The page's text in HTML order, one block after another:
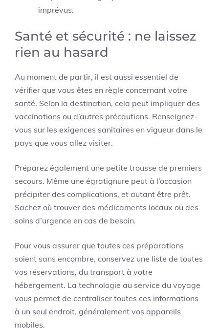
imprévus.
Santé et sécurité : ne laissez
rien au hasard
Au moment de partir, il est aussi essentiel de
vérifier que vous êtes en règle concernant votre
santé. Selon la destination, cela peut impliquer des
vaccinations ou d’autres précautions. Renseignez-
vous sur les exigences sanitaires en vigueur dans le
pays que vous allez visiter.
Préparez également une petite trousse de premiers
secours. Même une égratignure peut à l’occasion
précipiter des complications, et autant être prêt.
Sachez où trouver des médicaments locaux ou des
soins d’urgence en cas de besoin.
Pour vous assurer que toutes ces préparations
soient sans encombre, conservez une liste de toutes
vos réservations, du transport à votre
hébergement. La technologie au service du voyage
vous permet de centraliser toutes ces informations
à un seul endroit, généralement vos appareils
mobiles.